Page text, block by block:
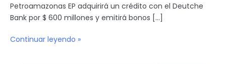
Petroamazonas EP adquirirá un crédito con el Deutche
Bank por $ 600 millones y emitirá bonos […]
Continuar leyendo »